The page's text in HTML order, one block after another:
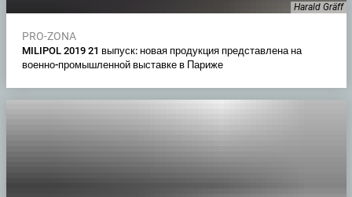
Harald Gräff
PRO-ZONA
MILIPOL 2019 21 выпуск: новая продукция представлена на
военно-промышленной выставке в Париже